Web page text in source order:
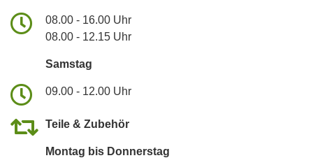
08.00 - 16.00 Uhr
08.00 - 12.15 Uhr
Samstag
09.00 - 12.00 Uhr
Teile & Zubehör
Montag bis Donnerstag